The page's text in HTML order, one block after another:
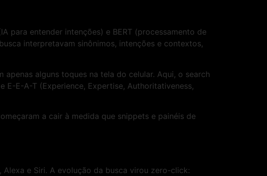
para entender intenções) e BERT (processamento de
interpretavam sinônimos, intenções e contextos,
alguns toques na tela do celular. Aqui, o search
E-A-T (Experience, Expertise, Authoritativeness,
a cair à medida que snippets e painéis de
e Siri. A evolução da busca virou zero-click: